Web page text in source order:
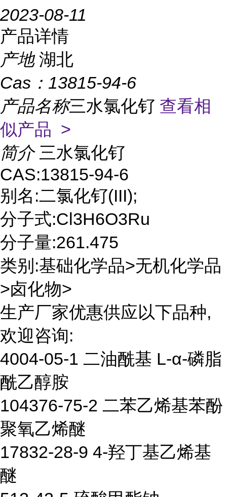
2023-08-11
产品详情
产地 湖北
Cas： 13815-94-6
产品名称三水氯化钌 查看相
似产品 >
简介 三水氯化钌
CAS:13815-94-6
别名:二氯化钌(III);
分子式:Cl3H6O3Ru
分子量:261.475
类别:基础化学品>无机化学品
>卤化物>
生产厂家优惠供应以下品种,
欢迎咨询:
4004-05-1 二油酰基 L-α-磷脂
酰乙醇胺
104376-75-2 二苯乙烯基苯酚
聚氧乙烯醚
17832-28-9 4-羟丁基乙烯基
醚